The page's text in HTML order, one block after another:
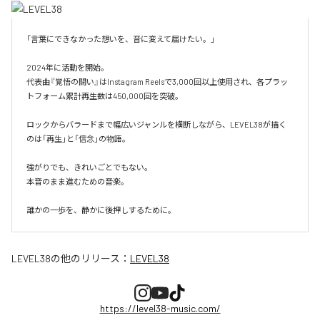
「言葉にできなかった想いを、音に変えて届けたい。」
2024年に活動を開始。
代表曲『覚悟の闘い』はInstagram Reelsで3,000回以上使用され、各プラッ
トフォーム累計再生数は450,000回を突破。
ロックからバラードまで幅広いジャンルを横断しながら、LEVEL38が描く
のは「再生」と「信念」の物語。
強がりでも、きれいごとでもない。
本音のまま進むための音楽。
誰かの一歩を、静かに後押しするために。
LEVEL38の他のリリース： LEVEL38
https://level38-music.com/